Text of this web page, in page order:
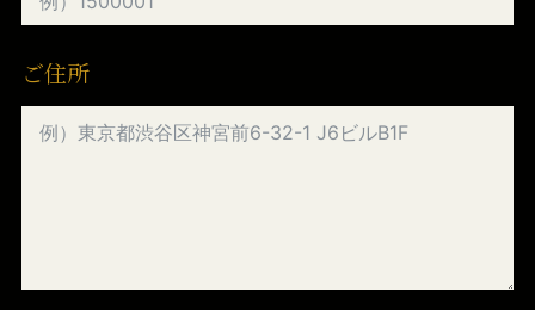
ご住所